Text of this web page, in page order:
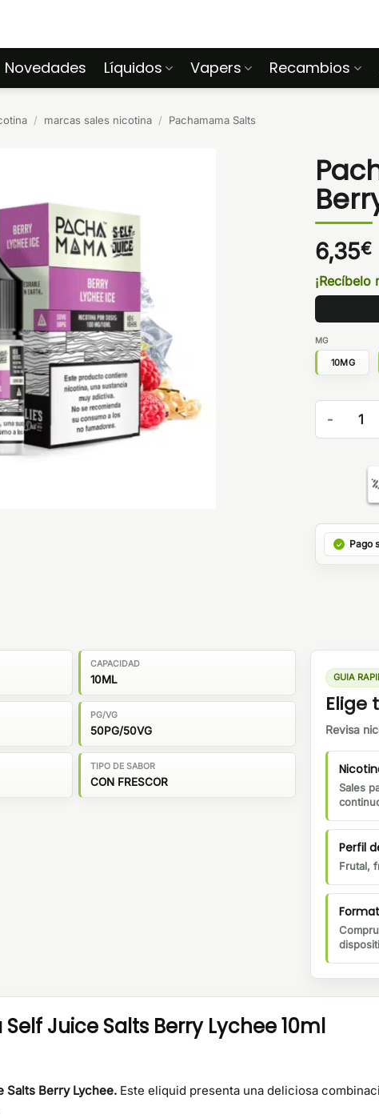
Novedades Líquidos Vapers Recambios
/ marcas sales nicotina / Pachamama Salts
6,35€
¡Recíbelo
MG
10MG
Pago
CAPACIDAD
10ML
PG/VG
50PG/50VG
TIPO DE SABOR
CON FRESCOR
GUIA
Elige
Revisa
Sales
Perfil
Frutal,
Juice Salts Berry Lychee 10ml
Salts Berry Lychee. Este eliquid presenta una deliciosa